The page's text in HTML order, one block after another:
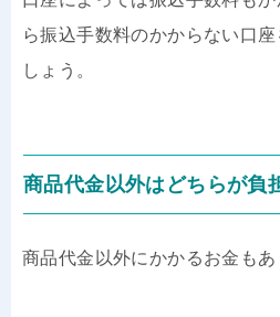
ら振込手数料のかからない口
しょう。
商品代金以外はどちらが負
商品代金以外にかかるお金もあ